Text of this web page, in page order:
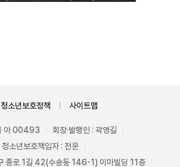
청소년보호정책 사이트맵
아 00493
회장·발행인 : 곽영길
청소년보호책임자 : 전운
종로 1길 42(수송동 146-1) 이마빌딩 11층